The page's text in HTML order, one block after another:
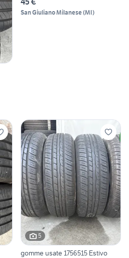
San Giuliano Milanese(MI)
5
gomme usate 1756515 Estivo